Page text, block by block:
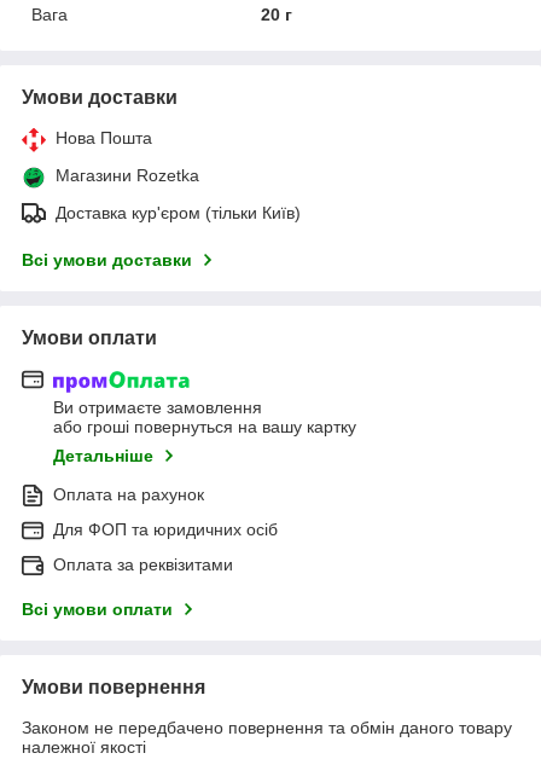
Вага
20 г
Умови доставки
Нова Пошта
Магазини Rozetka
Доставка кур'єром (тільки Київ)
Всі умови доставки
Умови оплати
Ви отримаєте замовлення
або гроші повернуться на вашу картку
Детальніше
Оплата на рахунок
Для ФОП та юридичних осіб
Оплата за реквізитами
Всі умови оплати
Умови повернення
Законом не передбачено повернення та обмін даного товару
належної якості